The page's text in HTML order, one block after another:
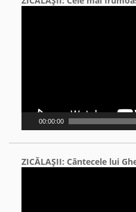
00:00:00
ZICĂLAŞII: Cântecele lui